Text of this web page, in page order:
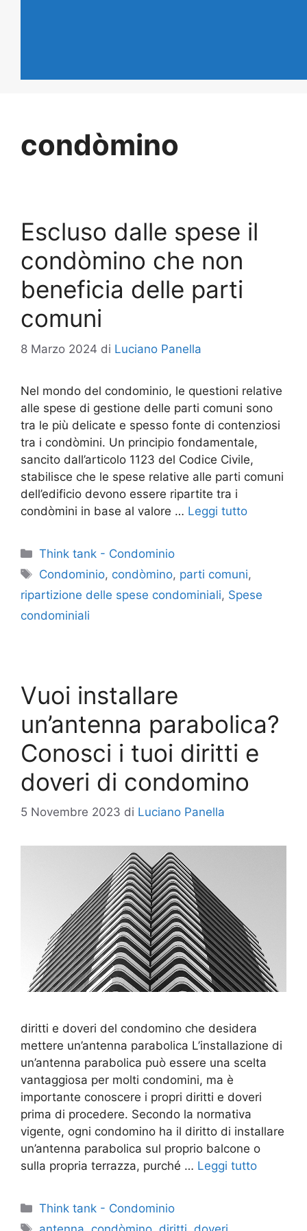
condòmino
Escluso dalle spese il
condòmino che non
beneficia delle parti
comuni
8 Marzo 2024 di Luciano Panella
Nel mondo del condominio, le questioni relative
alle spese di gestione delle parti comuni sono
tra le più delicate e spesso fonte di contenziosi
tra i condòmini. Un principio fondamentale,
sancito dall’articolo 1123 del Codice Civile,
stabilisce che le spese relative alle parti comuni
dell’edificio devono essere ripartite tra i
condòmini in base al valore … Leggi tutto
Categorie
Think tank - Condominio
Tag
Condominio, condòmino, parti comuni,
ripartizione delle spese condominiali, Spese
condominiali
Vuoi installare
un’antenna parabolica?
Conosci i tuoi diritti e
doveri di condomino
5 Novembre 2023 di Luciano Panella
diritti e doveri del condomino che desidera
mettere un’antenna parabolica L’installazione di
un’antenna parabolica può essere una scelta
vantaggiosa per molti condomini, ma è
importante conoscere i propri diritti e doveri
prima di procedere. Secondo la normativa
vigente, ogni condomino ha il diritto di installare
un’antenna parabolica sul proprio balcone o
sulla propria terrazza, purché … Leggi tutto
Categorie
Think tank - Condominio
Tag